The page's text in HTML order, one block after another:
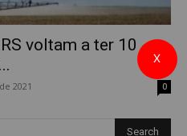
voltam a ter 10
2021 0
X